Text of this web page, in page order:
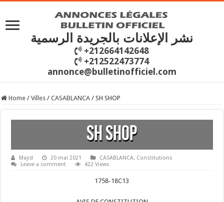
نشر الإعلانات بالجريدة الرسمية
+212664142648
+212522473774
annonce@bulletinofficiel.com
Home / Villes / CASABLANCA / SH SHOP
SH SHOP
Majid 20 mai 2021 CASABLANCA, Constitutions
Leave a comment
422 Views
1758-18C13